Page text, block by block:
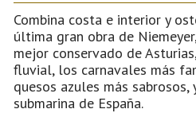
Combina costa e interior y
última gran obra de
mejor conservado de
fluvial, los carnavales más
quesos azules más sabrosos,
submarina de España.